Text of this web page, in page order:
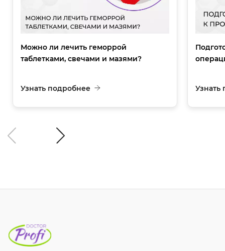
Можно ли лечить геморрой
таблетками, свечами и мазями?
Узнать подробнее Узнать